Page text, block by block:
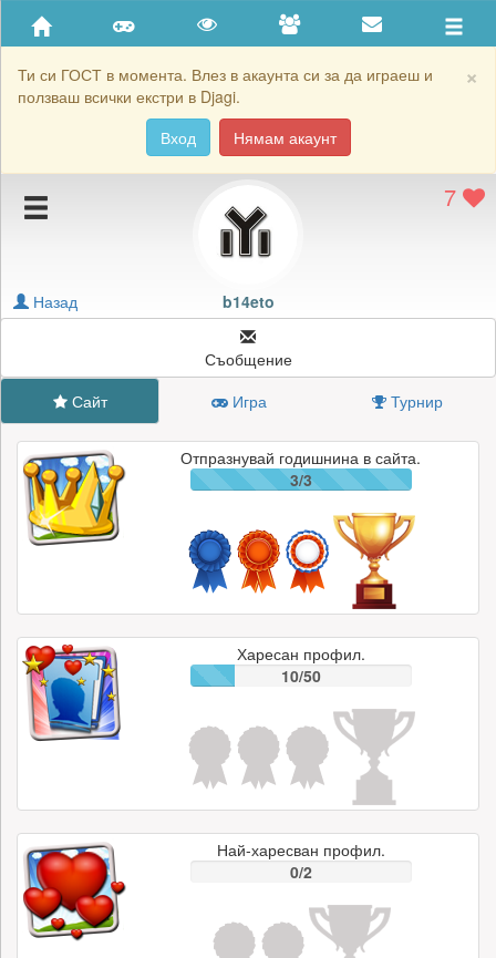
×
Ти си ГОСТ в момента. Влез в акаунта си за да играеш и
ползваш всички екстри в Djagi.
Вход
Нямам акаунт
Приятели
Хронология на игри
Подаръците на b14eto
Блокирай b14eto
7
b14eto
Назад
Съобщение
Сайт
Игра Турнир
Отпразнувай годишнина в сайта.
3/3
Харесан профил.
10/50
Най-харесван профил.
0/2